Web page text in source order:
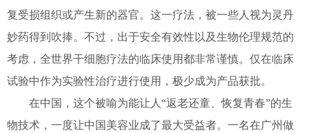
复受损组织或产生新的器官。这一疗法，被一些人视为灵丹
妙药得到吹捧。不过，出于安全有效性以及生物伦理规范的
考虑，全世界干细胞疗法的临床使用都非常谨慎。仅在临床
试验中作为实验性治疗进行使用，极少成为产品获批。
在中国，这个被喻为能让人“返老还童、恢复青春”的生
物技术，一度让中国美容业成了最大受益者。一名在广州做